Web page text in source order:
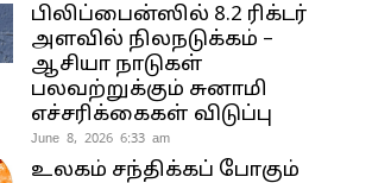
பிலிப்பைன்ஸில் 8.2 ரிக்டர்
அளவில் நிலநடுக்கம் –
ஆசியா நாடுகள்
பலவற்றுக்கும் சுனாமி
எச்சரிக்கைகள் விடுப்பு
June 8, 2026 6:33 am
உலகம் சந்திக்கப் போகும்